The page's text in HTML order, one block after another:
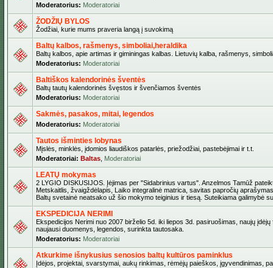
Moderatorius: Moderatoriai
ŽODŽIŲ BYLOS
Žodžiai, kurie mums praveria langą į suvokimą
Baltų kalbos, rašmenys, simboliai,heraldika
Baltų kalbos, apie artimas ir giminingas kalbas. Lietuvių kalba, rašmenys,
Moderatorius: Moderatoriai
Baltiškos kalendorinės šventės
Baltų tautų kalendorinės švęstos ir švenčiamos šventės
Moderatorius: Moderatoriai
Sakmės, pasakos, mitai, legendos
Moderatorius: Moderatoriai
Tautos išminties lobynas
Mįslės, minklės, įdomios liaudiškos patarlės, priežodžiai, pastebėjimai ir t.t.
Moderatoriai: Baltas Moderatoriai
LEATŲ mokymas
2 LYGIO DISKUSIJOS. Įėjimas per "Sidabrinius vartus". Anzelmos Tamūž
Metskaitlis, žvaigždėlapis, Laiko integralinė matrica, savitas papročių
Baltų svetainė neatsako už šio mokymo teiginius ir tiesą. Suteikiama galimybė
EKSPEDICIJA NERIMI
Ekspedicijos Nerimi nuo 2007 birželio 5d. iki liepos 3d. pasiruošimas, naujų
naujausi duomenys, legendos, surinkta tautosaka.
Moderatorius: Moderatoriai
Atkurkime išnykusius senosios baltų kultūros paminklus
Įdėjos, projektai, svarstymai, aukų rinkimas, rėmėjų paieškos, įgyvendinimas,